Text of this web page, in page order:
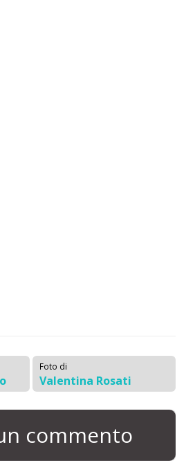
Foto di
Valentina Rosati
commento